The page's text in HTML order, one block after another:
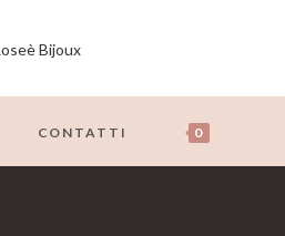
CONTATTI 0